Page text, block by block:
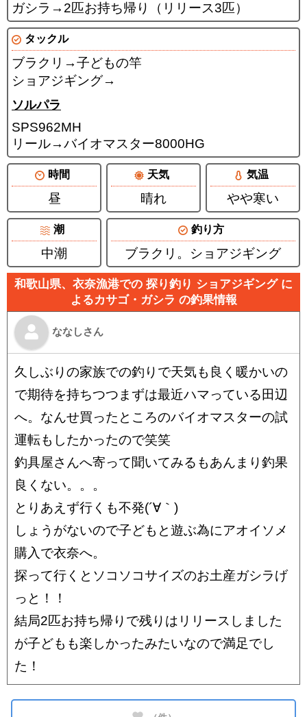
ガシラ→2匹お持ち帰り（リリース3匹）
タックル
ブラクリ→子どもの竿
ショアジギング→
ソルパラ
SPS962MH
リール→バイオマスター8000HG
時間
昼
天気
晴れ
気温
やや寒い
潮
中潮
釣り方
ブラクリ。ショアジギング
和歌山県、衣奈漁港での 探り釣り ショアジギング に
よるカサゴ・ガシラ の釣果情報
ななしさん
久しぶりの家族での釣りで天気も良く暖かいの
で期待を持ちつつまずは最近ハマっている田辺
へ。なんせ買ったところのバイオマスターの試
運転もしたかったので笑笑
釣具屋さんへ寄って聞いてみるもあんまり釣果
良くない。。。
とりあえず行くも不発(´∀｀)
しょうがないので子どもと遊ぶ為にアオイソメ
購入で衣奈へ。
探って行くとソコソコサイズのお土産ガシラげ
っと！！
結局2匹お持ち帰りで残りはリリースしました
が子どもも楽しかったみたいなので満足でし
た！